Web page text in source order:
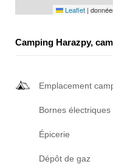
Leaflet |
Camping Harazpy,
Emplacement
Bornes électriques
Épicerie
Dépôt de gaz